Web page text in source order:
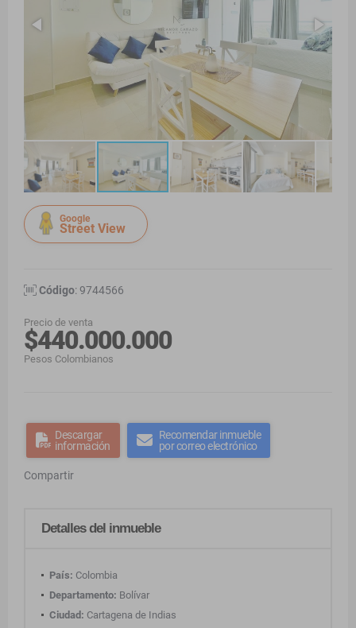
Google
Street View
Código: 9744566
Precio de venta
$440.000.000
Pesos Colombianos
Descargar
información
Recomendar inmueble
por correo electrónico
Compartir
Detalles del inmueble
País: Colombia
Departamento: Bolívar
Ciudad: Cartagena de Indias